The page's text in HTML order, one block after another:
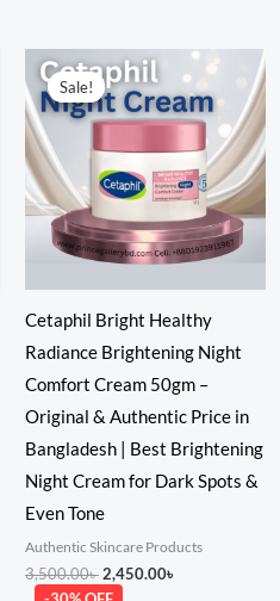
Sale!
Sale!
Cetaphil Bright Healthy
Radiance Brightening Night
Comfort Cream 50gm –
Original & Authentic Price in
Bangladesh | Best Brightening
Night Cream for Dark Spots &
Even Tone
Authentic Skincare Products
3,500.00৳
Original
price
was:
3,500.00৳ .
2,450.00৳
Current
price
is:
2,450.00৳ .